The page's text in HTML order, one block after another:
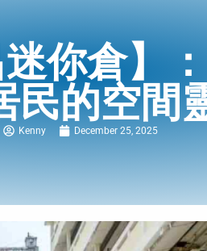
迷你倉】
的空間
Kenny December 25, 2025